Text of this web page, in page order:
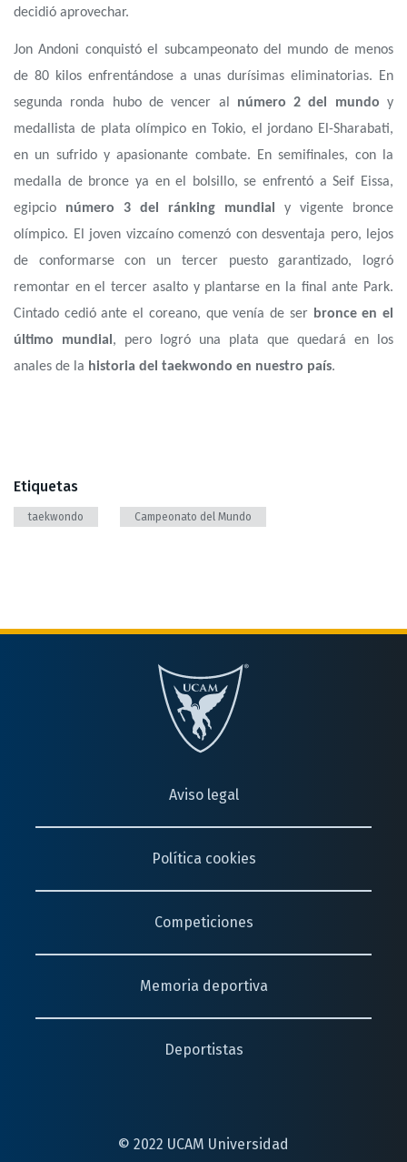
decidió aprovechar.
Jon Andoni conquistó el subcampeonato del mundo de menos
de 80 kilos enfrentándose a unas durísimas eliminatorias. En
segunda ronda hubo de vencer al número 2 del mundo y
medallista de plata olímpico en Tokio, el jordano El-Sharabati,
en un sufrido y apasionante combate. En semifinales, con la
medalla de bronce ya en el bolsillo, se enfrentó a Seif Eissa,
egipcio número 3 del ránking mundial
y vigente bronce
olímpico. El joven vizcaíno comenzó con desventaja pero, lejos
de conformarse con un tercer puesto garantizado, logró
remontar en el tercer asalto y plantarse en la final ante Park.
Cintado cedió ante el coreano, que venía de ser bronce en el
último mundial , pero logró una plata que quedará en los
anales de la historia del taekwondo en nuestro país.
Etiquetas
taekwondo Campeonato del Mundo
Aviso legal
Política cookies
Competiciones
Memoria deportiva
Deportistas
© 2022 UCAM Universidad